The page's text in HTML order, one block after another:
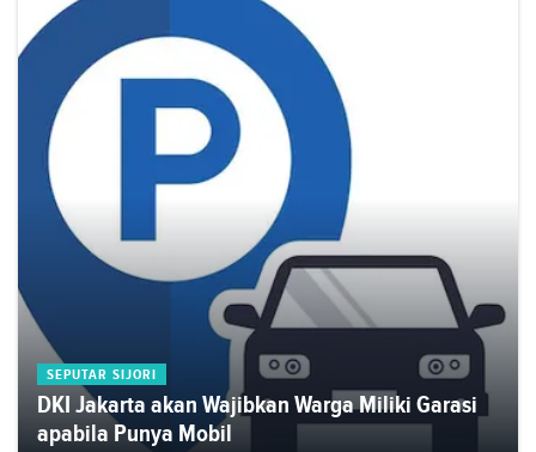
SEPUTAR SIJORI
DKI Jakarta akan Wajibkan Warga Miliki Garasi
apabila Punya Mobil